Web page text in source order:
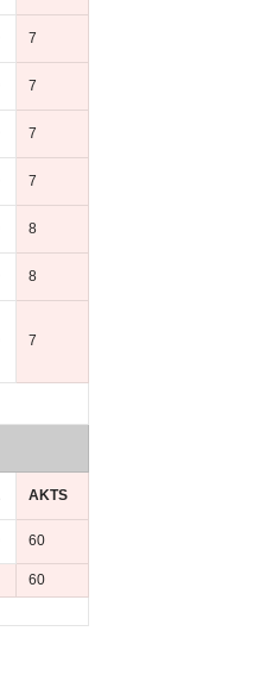
7
7
7
7
8
8
7
AKTS
60
60